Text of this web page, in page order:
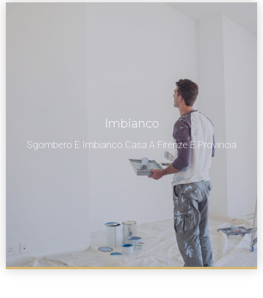
Imbianco
Sgombero E Imbianco Casa A Firenze E Provincia